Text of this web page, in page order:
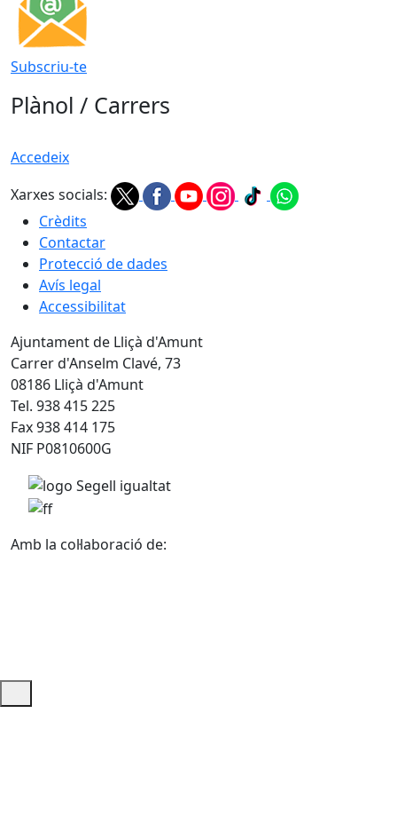
Subscriu-te
Plànol / Carrers
Accedeix
Xarxes socials:
Crèdits
Contactar
Protecció de dades
Avís legal
Accessibilitat
Ajuntament de Lliçà d'Amunt
Carrer d'Anselm Clavé, 73
08186 Lliçà d'Amunt
Tel. 938 415 225
Fax 938 414 175
NIF P0810600G
Amb la col·laboració de: